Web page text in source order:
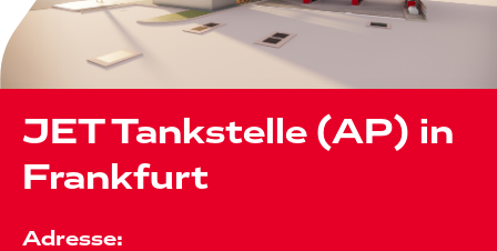
JET Tankstelle (AP) in
Frankfurt
Adresse: